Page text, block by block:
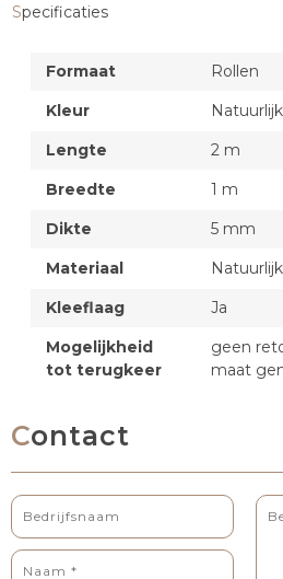
Specificaties
Formaat
Rollen
Kleur
Lengte
2 m
Breedte
1 m
Dikte
5 mm
Materiaal
Kleeflaag
Ja
Mogelijkheid
tot terugkeer
geen
maat
Contact